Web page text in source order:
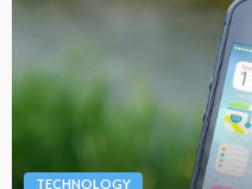
TECHNOLOGY